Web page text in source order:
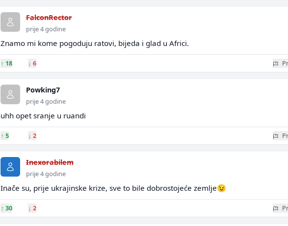
FalconRector
prije 4 godine
Znamo mi kome pogoduju ratovi, bijeda i glad u Africi.
↑ 18 ↓ 6
Powking7
prije 4 godine
uhh opet sranje u ruandi
↑ 5 ↓ 2
Inexorabilem
prije 4 godine
Inače su, prije ukrajinske krize, sve to bile dobrostojeće zemlje😉
↑ 30 ↓ 2